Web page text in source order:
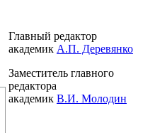
Главный редактор
академик А.П. Деревянко
Заместитель главного
редактора
академик В.И. Молодин